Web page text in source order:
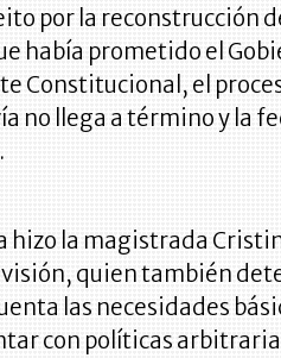
por la reconstrucción
había prometido el
Constitucional, el
no llega a término y la
hizo la magistrada
quien también
las necesidades
con políticas